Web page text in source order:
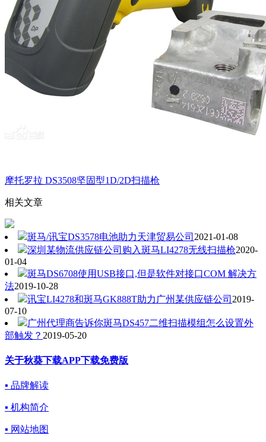
摩托罗拉 DS3508坚固型1D/2D扫描枪
相关文章
斑马/讯宝DS3578电池助力天津贸易公司 2021-01-08
深圳某物流供应链公司购入斑马LI4278无线扫描枪2020-
01-04
斑马DS6708使用USB接口,但是软件对接口COM 解决方
法2019-10-28
讯宝LI4278和斑马GK888T助力广州某供应链公司 2019-
07-10
广州代理商告诉你斑马DS457二维扫描模组怎么设置外
部触发？ 2019-05-20
关于秋葵下载APP下载免费版
▪ 品牌解读
▪ 机构简介
▪ 网站地图